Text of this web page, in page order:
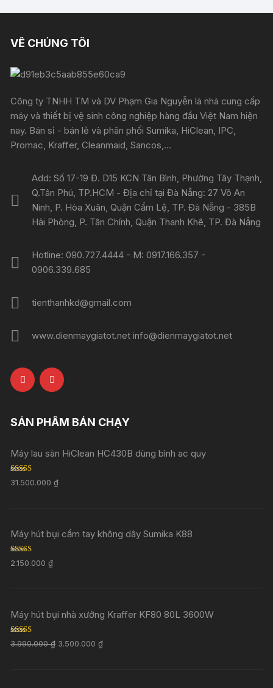
VỀ CHÚNG TÔI
Công ty TNHH TM và DV Phạm Gia Nguyễn là nhà cung cấp
máy và thiết bị vệ sinh công nghiệp hàng đầu Việt Nam hiện
nay. Bán sỉ - bán lẻ và phân phối Sumika, HiClean, IPC,
Promac, Kraffer, Cleanmaid, Sancos,...
Add: Số 17-19 Đ. D15 KCN Tân Bình, Phường Tây Thạnh,
Q.Tân Phú, TP.HCM - Địa chỉ tại Đà Nẵng: 27 Võ An
Ninh, P. Hòa Xuân, Quận Cẩm Lệ, TP. Đà Nẵng - 385B
Hải Phòng, P. Tân Chính, Quận Thanh Khê, TP. Đà Nẵng
Hotline: 090.727.4444 - M: 0917.166.357 -
0906.339.685
tienthanhkd@gmail.com
www.dienmaygiatot.net info@dienmaygiatot.net
SẢN PHẨM BÁN CHẠY
Máy lau sàn HiClean HC430B dùng bình ac quy
Rated5.00
out of 5
31.500.000₫
Máy hút bụi cầm tay không dây Sumika K88
Rated5.00
out of 5
2.150.000₫
Máy hút bụi nhà xưởng Kraffer KF80 80L 3600W
Rated 5.00
out of 5
3.990.000₫ 3.500.000₫